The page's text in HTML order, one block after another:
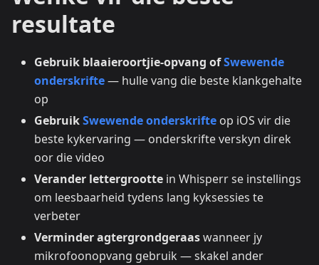
resultate
Gebruik blaaieroortjie-opvang ofSwewende
onderskrifte— hulle vang die beste klankgehalte
op
GebruikSwewende onderskrifte op iOS vir die
beste kykervaring — onderskrifte verskyn direk
oor die video
Verander lettergrootte in Whisperr se instellings
om leesbaarheid tydens lang kyksessies te
verbeter
Verminder agtergrondgeraaswanneer jy
mikrofoonopvang gebruik — skakel ander